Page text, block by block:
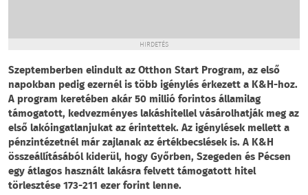
HIRDETÉS
Szeptemberben elindult az Otthon Start Program, az első
napokban pedig ezernél is több igénylés érkezett a K&H-hoz.
A program keretében akár 50 millió forintos államilag
támogatott, kedvezményes lakáshitellel vásárolhatják meg az
első lakóingatlanjukat az érintettek. Az igénylések mellett a
pénzintézetnél már zajlanak az értékbecslések is. A K&H
összeállításából kiderül, hogy Győrben, Szegeden és Pécsen
egy átlagos használt lakásra felvett támogatott hitel
törlesztése 173-211 ezer forint lenne.